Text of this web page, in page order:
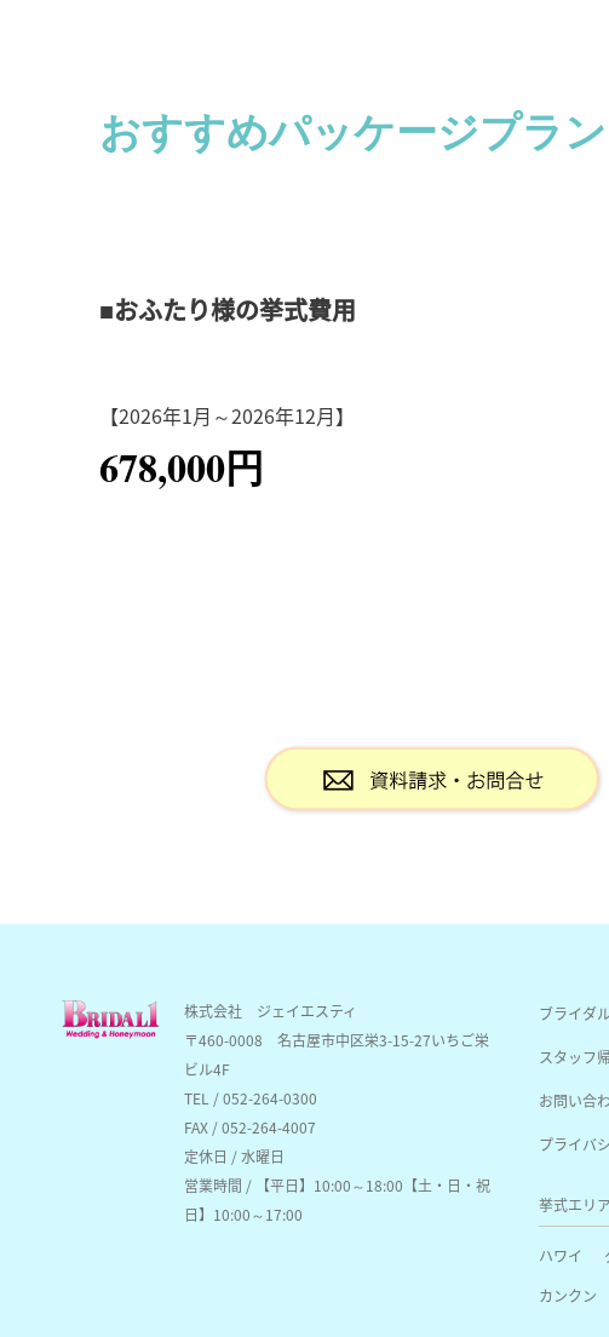
おすすめパッケージプラン
■おふたり様の挙式費用
【2026年1月～2026年12月】
678,000円
株式会社 ジェイエスティ
〒460-0008名古屋市中区栄3-15-27いちご栄
ビル4F
TEL / 052-264-0300
FAX / 052-264-4007
定休日 / 水曜日
営業時間 / 【平日】10:00～18:00【土・日・祝
日】10:00～17:00
ブライダ
スタッフ
お問い合
プライバ
挙式エリ
ハワイ
カンクン